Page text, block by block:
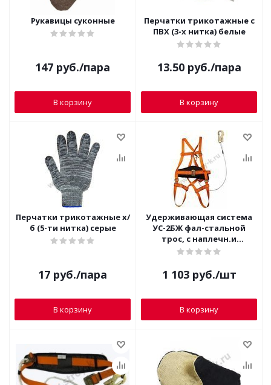
Рукавицы суконные
147 руб./пара
В корзину
Перчатки трикотажные с
ПВХ (3-х нитка) белые
13.50руб./пара
В корзину
Перчатки трикотажные х/
б (5-ти нитка) серые
17 руб./пара
В корзину
Удерживающая система
УС-2БЖ фал-стальной
трос, с наплечн.и
набедр.лямк
1 103руб./шт
В корзину